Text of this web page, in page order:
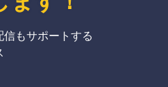
信もサポートする